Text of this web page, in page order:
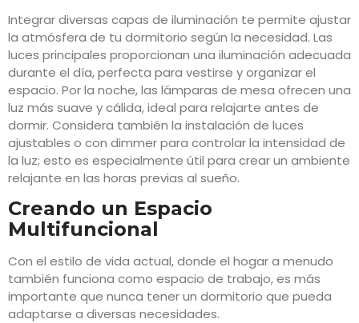
Integrar diversas capas de iluminación te permite ajustar
la atmósfera de tu dormitorio según la necesidad. Las
luces principales proporcionan una iluminación adecuada
durante el día, perfecta para vestirse y organizar el
espacio. Por la noche, las lámparas de mesa ofrecen una
luz más suave y cálida, ideal para relajarte antes de
dormir. Considera también la instalación de luces
ajustables o con dimmer para controlar la intensidad de
la luz; esto es especialmente útil para crear un ambiente
relajante en las horas previas al sueño.
Creando un Espacio
Multifuncional
Con el estilo de vida actual, donde el hogar a menudo
también funciona como espacio de trabajo, es más
importante que nunca tener un dormitorio que pueda
adaptarse a diversas necesidades.